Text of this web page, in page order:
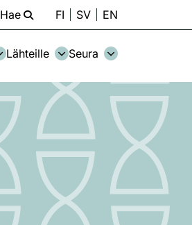
Hae FI SV EN
Lähteille Seura